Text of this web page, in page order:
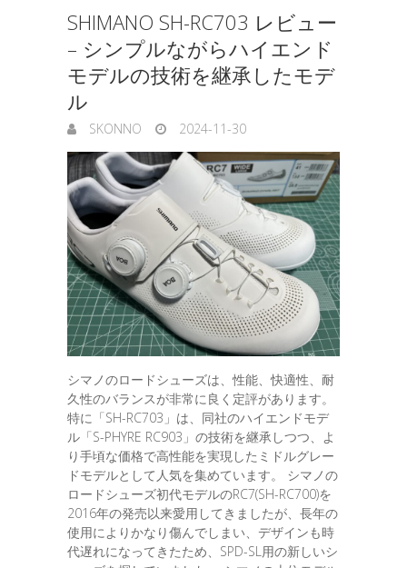
SHIMANO SH-RC703 レビュー
– シンプルながらハイエンド
モデルの技術を継承したモデ
ル
SKONNO 2024-11-30
シマノのロードシューズは、性能、快適性、耐
久性のバランスが非常に良く定評があります。
特に「SH-RC703」は、同社のハイエンドモデ
ル「S-PHYRE RC903」の技術を継承しつつ、よ
り手頃な価格で高性能を実現したミドルグレー
ドモデルとして人気を集めています。 シマノの
ロードシューズ初代モデルのRC7(SH-RC700)を
2016年の発売以来愛用してきましたが、長年の
使用によりかなり傷んでしまい、デザインも時
代遅れになってきたため、SPD-SL用の新しいシ